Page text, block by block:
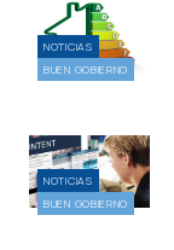
NOTICIAS
BUEN GOBIERNO
NOTICIAS
BUEN GOBIERNO